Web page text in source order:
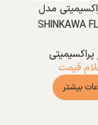
مدل
SHINKAWA
قیمت
بیشتر